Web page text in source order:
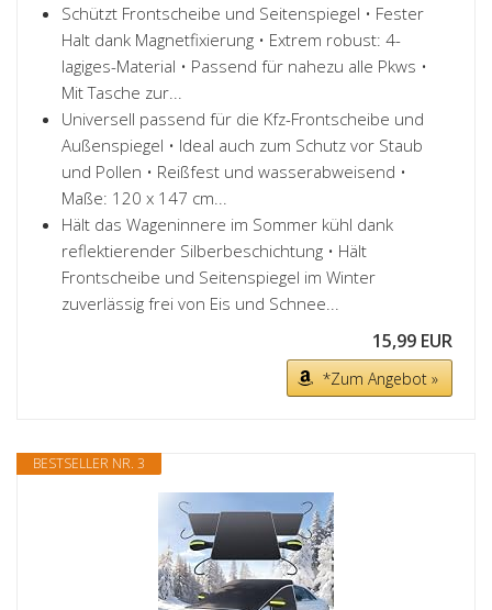
Schützt Frontscheibe und Seitenspiegel • Fester
Halt dank Magnetfixierung • Extrem robust: 4-
lagiges-Material • Passend für nahezu alle Pkws •
Mit Tasche zur...
Universell passend für die Kfz-Frontscheibe und
Außenspiegel • Ideal auch zum Schutz vor Staub
und Pollen • Reißfest und wasserabweisend •
Maße: 120 x 147 cm...
Hält das Wageninnere im Sommer kühl dank
reflektierender Silberbeschichtung • Hält
Frontscheibe und Seitenspiegel im Winter
zuverlässig frei von Eis und Schnee...
15,99 EUR
*Zum Angebot »
BESTSELLER NR. 3